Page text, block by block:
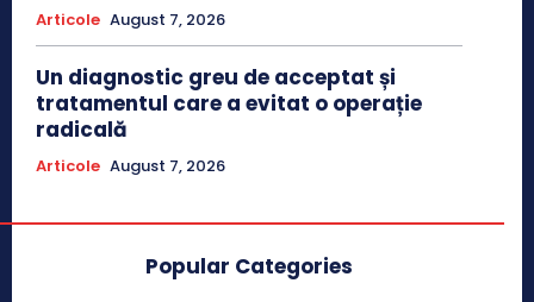
Articole August 7, 2026
Un diagnostic greu de acceptat și
tratamentul care a evitat o operație
radicală
Articole August 7, 2026
Popular Categories